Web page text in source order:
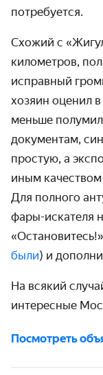
потребуется.
Схожий с
километров,
исправный
хозяин оценил
меньше
документам,
простую, а
иным
Для полного
фары-искателя
были) и
На всякий
интересные
Посмотреть